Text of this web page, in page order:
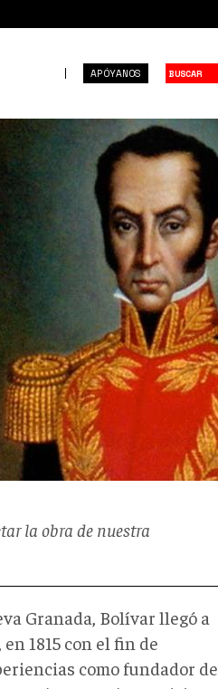
APÓYANOS
la obra de nuestra
Granada, Bolívar llegó a
1815 con el fin de
como fundador de